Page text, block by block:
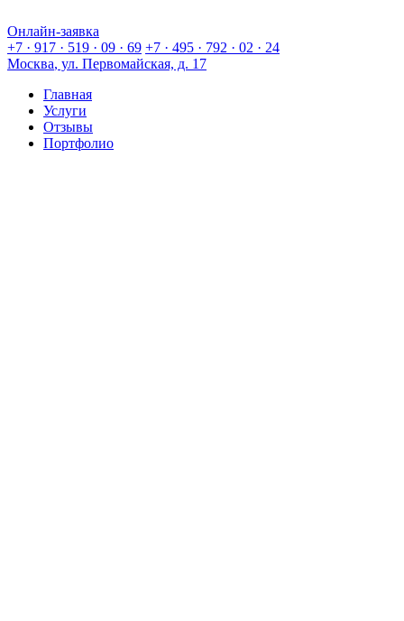
Онлайн-заявка
+7 · 917 · 519 · 09 · 69 +7 · 495 · 792 · 02 · 24
Москва, ул. Первомайская, д. 17
Главная
Услуги
Отзывы
Портфолио